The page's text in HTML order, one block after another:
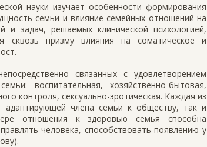
науки изучает особенности формирования
семьи и влияние семейных отношений на
задач, решаемых клинической психологией,
сквозь призму влияния на соматическое и
связанных с удовлетворением
воспитательная, хозяйственно-бытовая,
контроля, сексуально-эротическая. Каждая из
адаптирующей члена семьи к обществу, так и
отношения к здоровью семья способна
человека, способствовать появлению у